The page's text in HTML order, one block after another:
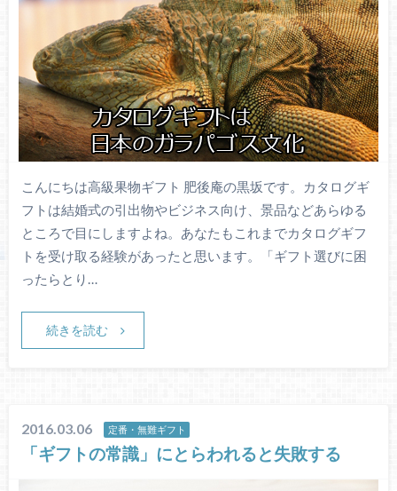
こんにちは高級果物ギフト 肥後庵の黒坂です。カタログギ
フトは結婚式の引出物やビジネス向け、景品などあらゆる
ところで目にしますよね。あなたもこれまでカタログギフ
トを受け取る経験があったと思います。「ギフト選びに困
ったらとり…
続きを読む
2016.03.06 定番・無難ギフト
「ギフトの常識」にとらわれると失敗する